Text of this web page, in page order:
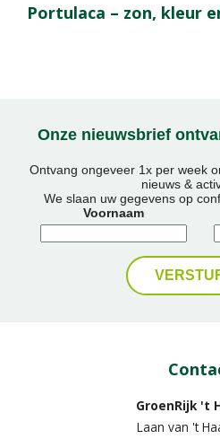
Portulaca – zon, kleur
Onze nieuwsbrief
Ontvang ongeveer 1x per week
nieuws &
We slaan uw gegevens op
Voornaam
GroenRijk 't
Laan van 't